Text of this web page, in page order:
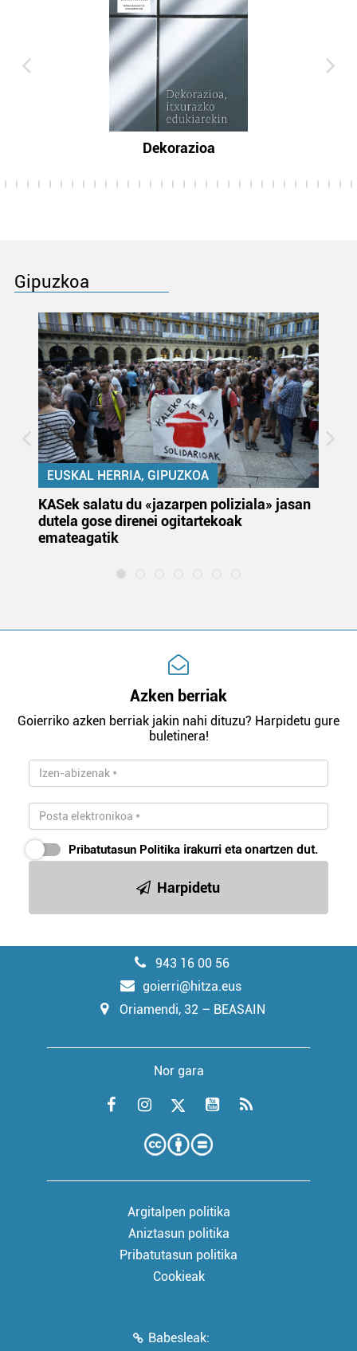
Dekorazioa
Gipuzkoa
EUSKAL HERRIA, GIPUZKOA
KASek salatu du «jazarpen poliziala» jasan
dutela gose direnei ogitartekoak
emateagatik
Azken berriak
Goierriko azken berriak jakin nahi dituzu? Harpidetu gure
buletinera!
Pribatutasun Politika irakurri eta onartzen dut.
Harpidetu
943 16 00 56
goierri@hitza.eus
Oriamendi, 32 – BEASAIN
Nor gara
Argitalpen politika
Aniztasun politika
Pribatutasun politika
Cookieak
Babesleak: